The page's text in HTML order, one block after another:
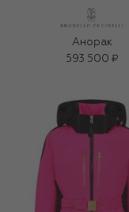
Анорак
593 500 ₽